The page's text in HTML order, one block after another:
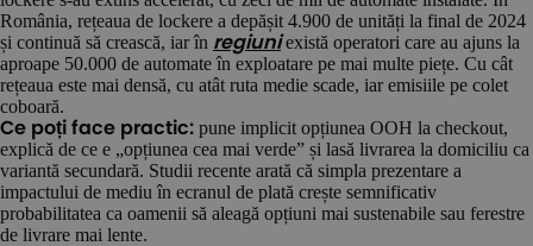
România, rețeaua de lockere a depășit 4.900 de unități la final de 2024
și continuă să crească, iar în regiuniexistă operatori care au ajuns la
aproape 50.000 de automate în exploatare pe mai multe piețe. Cu cât
rețeaua este mai densă, cu atât ruta medie scade, iar emisiile pe colet
coboară.
Ce poți face practic: pune implicit opțiunea OOH la checkout,
explică de ce e „opțiunea cea mai verde” și lasă livrarea la domiciliu ca
variantă secundară. Studii recente arată că simpla prezentare a
impactului de mediu în ecranul de plată crește semnificativ
probabilitatea ca oamenii să aleagă opțiuni mai sustenabile sau ferestre
de livrare mai lente.